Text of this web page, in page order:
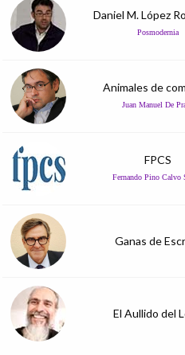
Daniel M. López
Posmodernia
Animales de
Juan Manuel De
FPCS
Fernando Pino Calvo
Ganas de
El Aullido del